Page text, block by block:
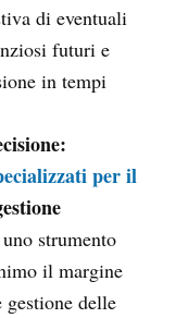
di eventuali
futuri e
in tempi
per il
strumento
il margine
delle